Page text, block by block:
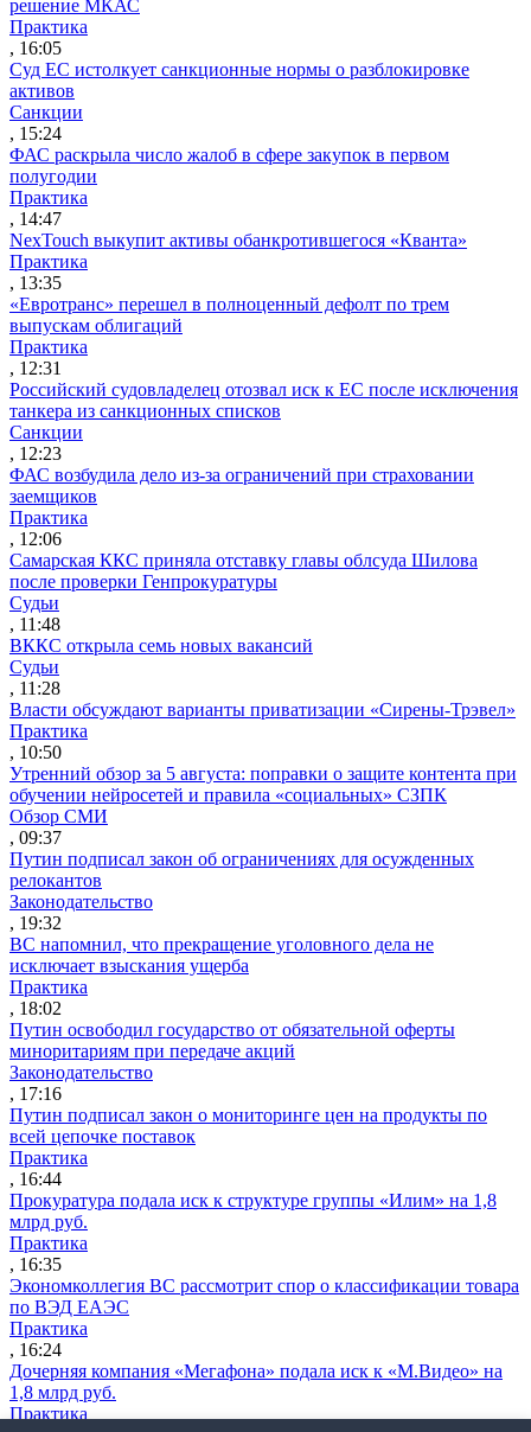
решение МКАС
Практика
, 16:05
Суд ЕС истолкует санкционные нормы о разблокировке
активов
Санкции
, 15:24
ФАС раскрыла число жалоб в сфере закупок в первом
полугодии
Практика
, 14:47
NexTouch выкупит активы обанкротившегося «Кванта»
Практика
, 13:35
«Евротранс» перешел в полноценный дефолт по трем
выпускам облигаций
Практика
, 12:31
Российский судовладелец отозвал иск к ЕС после исключения
танкера из санкционных списков
Санкции
, 12:23
ФАС возбудила дело из-за ограничений при страховании
заемщиков
Практика
, 12:06
Самарская ККС приняла отставку главы облсуда Шилова
после проверки Генпрокуратуры
Судьи
, 11:48
ВККС открыла семь новых вакансий
Судьи
, 11:28
Власти обсуждают варианты приватизации «Сирены-Трэвел»
Практика
, 10:50
Утренний обзор за 5 августа: поправки о защите контента при
обучении нейросетей и правила «социальных» СЗПК
Обзор СМИ
, 09:37
Путин подписал закон об ограничениях для осужденных
релокантов
Законодательство
, 19:32
ВС напомнил, что прекращение уголовного дела не
исключает взыскания ущерба
Практика
, 18:02
Путин освободил государство от обязательной оферты
миноритариям при передаче акций
Законодательство
, 17:16
Путин подписал закон о мониторинге цен на продукты по
всей цепочке поставок
Практика
, 16:44
Прокуратура подала иск к структуре группы «Илим» на 1,8
млрд руб.
Практика
, 16:35
Экономколлегия ВС рассмотрит спор о классификации товара
по ВЭД ЕАЭС
Практика
, 16:24
Дочерняя компания «Мегафона» подала иск к «М.Видео» на
1,8 млрд руб.
Практика